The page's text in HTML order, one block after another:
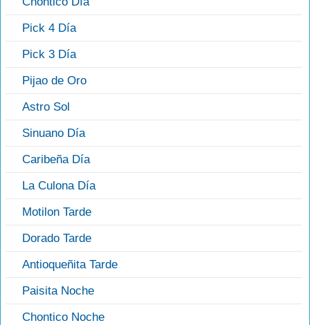
Pick 4 Día
Pick 3 Día
Pijao de Oro
Astro Sol
Sinuano Día
Caribeña Día
La Culona Día
Motilon Tarde
Dorado Tarde
Antioqueñita Tarde
Paisita Noche
Chontico Noche